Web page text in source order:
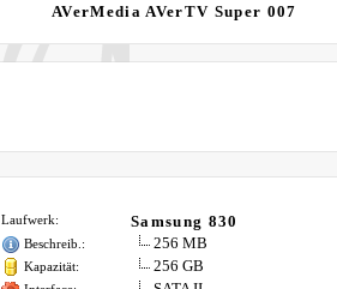
AVerMedia AVerTV Super 007
Laufwerk: Samsung 830
Beschreib.: 256 MB
Kapazität: 256 GB